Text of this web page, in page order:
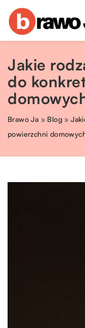
Jakie
do
Brawo Ja » Blog »
powierzchni